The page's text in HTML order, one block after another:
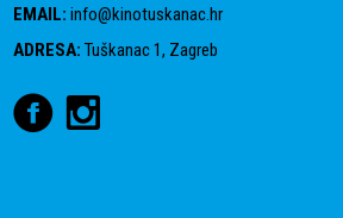
EMAIL: info@kinotuskanac.hr
ADRESA: Tuškanac 1, Zagreb